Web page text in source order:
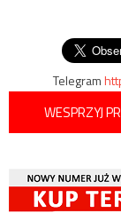
Telegram
WESPRZYJ